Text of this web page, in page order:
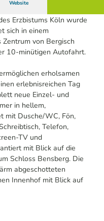
Website
Erzbistums Köln wurde
sich in einem
von Bergisch
10-minütigen Autofahrt.
erholsamen
erlebnisreichen Tag
neue Einzel- und
in hellem,
mit Dusche/WC, Fön,
Telefon,
TV und
mit Blick auf die
Schloss Bensberg. Die
abgeschotteten
Innenhof mit Blick auf